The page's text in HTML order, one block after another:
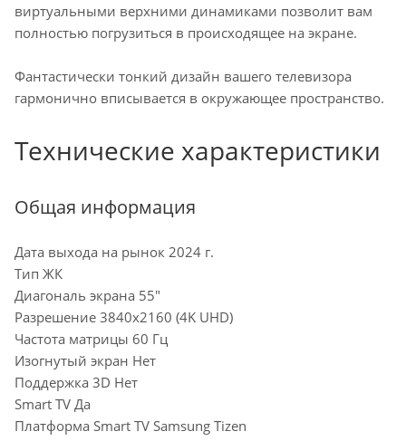
виртуальными верхними динамиками позволит вам
полностью погрузиться в происходящее на экране.
Фантастически тонкий дизайн вашего телевизора
гармонично вписывается в окружающее пространство.
Технические характеристики
Общая информация
Дата выхода на рынок 2024 г.
Тип ЖК
Диагональ экрана 55"
Разрешение 3840x2160 (4K UHD)
Частота матрицы 60 Гц
Изогнутый экран Нет
Поддержка 3D Нет
Smart TV Да
Платформа Smart TV Samsung Tizen